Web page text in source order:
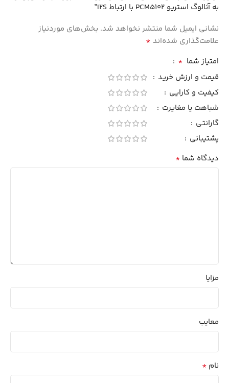
به آنالوگ استریو PCM5102 با ارتباط I2S”
نشانی ایمیل شما منتشر نخواهد شد. بخش‌های موردنیاز
علامت‌گذاری شده‌اند *
امتیاز شما *
قیمت و ارزش خرید
کیفیت و کارایی
شباهت یا مغایرت
گارانتی
پشتیبانی
دیدگاه شما *
مزایا
معایب
نام *